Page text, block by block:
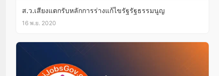
ส.ว.เสียงแตกรับหลักการร่างแก้ไขรัฐรัฐธรรมนูญ
16 พ.ย. 2020